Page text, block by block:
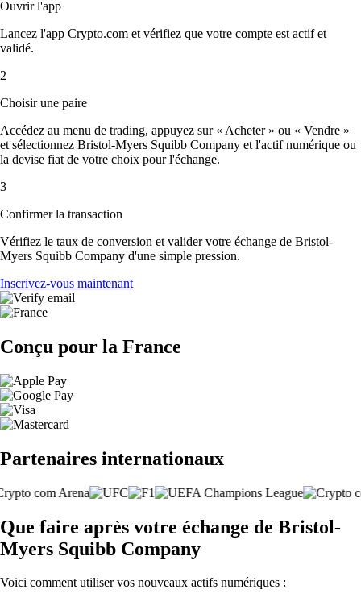
Ouvrir l'app
Lancez l'app Crypto.com et vérifiez que votre compte est actif et
validé.
2
Choisir une paire
Accédez au menu de trading, appuyez sur « Acheter » ou « Vendre »
et sélectionnez Bristol-Myers Squibb Company et l'actif numérique ou
la devise fiat de votre choix pour l'échange.
3
Confirmer la transaction
Vérifiez le taux de conversion et valider votre échange de Bristol-
Myers Squibb Company d'une simple pression.
Inscrivez-vous maintenant
Conçu pour la France
Partenaires internationaux
Que faire après votre échange de Bristol-
Myers Squibb Company
Voici comment utiliser vos nouveaux actifs numériques :